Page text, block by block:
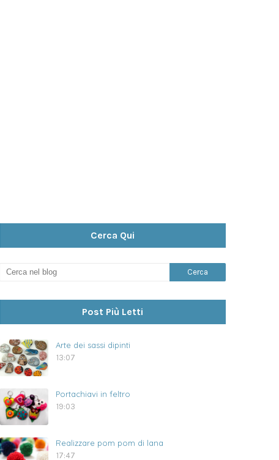
Cerca Qui
Post Più Letti
Arte dei sassi dipinti
13:07
Portachiavi in feltro
19:03
Realizzare pom pom di lana
17:47